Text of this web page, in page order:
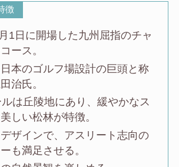
徴
1日に開場した九州屈指のチャ
ース。
本のゴルフ場設計の巨頭と称
治氏。
は丘陵地にあり、緩やかなス
しい松林が特徴。
ザインで、アスリート志向の
も満足させる。